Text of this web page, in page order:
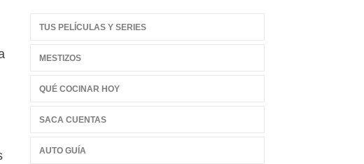
TUS PELÍCULAS Y SERIES
MESTIZOS
QUÉ COCINAR HOY
SACA CUENTAS
AUTO GUÍA